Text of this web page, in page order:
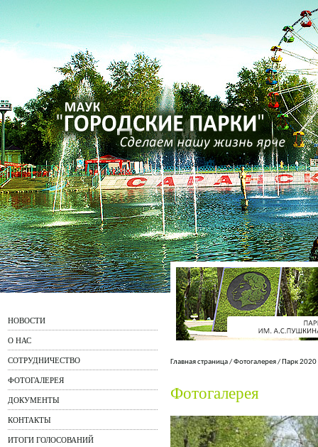
НОВОСТИ
О НАС
СОТРУДНИЧЕСТВО
ФОТОГАЛЕРЕЯ
ДОКУМЕНТЫ
КОНТАКТЫ
ИТОГИ ГОЛОСОВАНИЙ
Главная страница/Фотогалерея/ Парк 2020
Фотогалерея